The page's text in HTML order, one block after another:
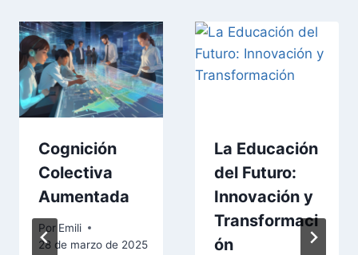
Cognición
Colectiva
Aumentada
Por Emili
28 de marzo de 2025
La Educación
del Futuro:
Innovación y
Transformaci
ón